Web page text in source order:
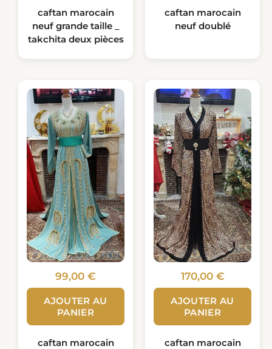
caftan marocain
neuf grande taille _
takchita deux pièces
caftan marocain
neuf doublé
99,00 €
AJOUTER AU
PANIER
caftan marocain
170,00 €
AJOUTER AU
PANIER
caftan marocain